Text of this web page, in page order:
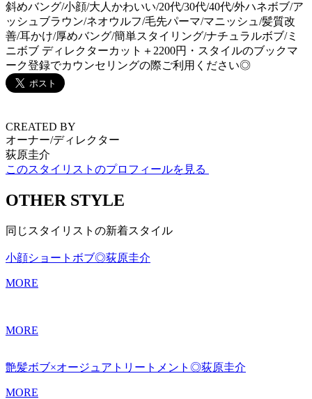
斜めバング/小顔/大人かわいい/20代/30代/40代/外ハネボブ/ア
ッシュブラウン/ネオウルフ/毛先パーマ/マニッシュ/髪質改
善/耳かけ/厚めバング/簡単スタイリング/ナチュラルボブ/ミ
ニボブ ディレクターカット＋2200円・スタイルのブックマ
ーク登録でカウンセリングの際ご利用ください◎
CREATED BY
オーナー/ディレクター
荻原圭介
このスタイリストのプロフィールを見る
OTHER STYLE
同じスタイリストの新着スタイル
小顔ショートボブ◎荻原圭介
MORE
MORE
艶髪ボブ×オージュアトリートメント◎荻原圭介
MORE